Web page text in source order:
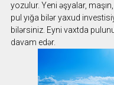
yozulur. Yeni əşyalar,
pul yığa bilər yaxud
bilərsiniz. Eyni vaxtda
davam edər.